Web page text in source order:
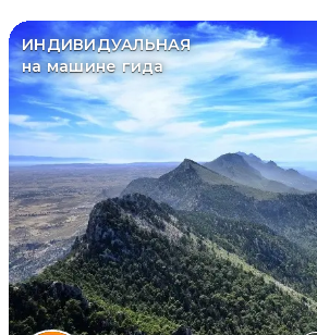
ИНДИВИДУАЛЬНАЯ
на машине гида